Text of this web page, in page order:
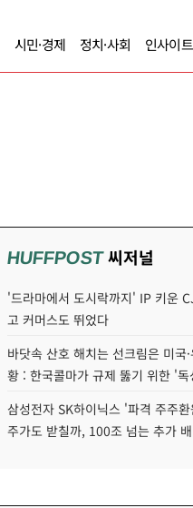
시민·경제 정치·사회 인사이트
HUFFPOST씨저널
'드라마에서 도시락까지' IP 키운
고 커머스도 뛰었다
바닷속 산호 해치는 선크림은 미국
황 : 한국콜마가 규제 뚫기 위한 '
삼성전자 SK하이닉스 '파격 주주
주가도 받칠까, 100조 넘는 추가